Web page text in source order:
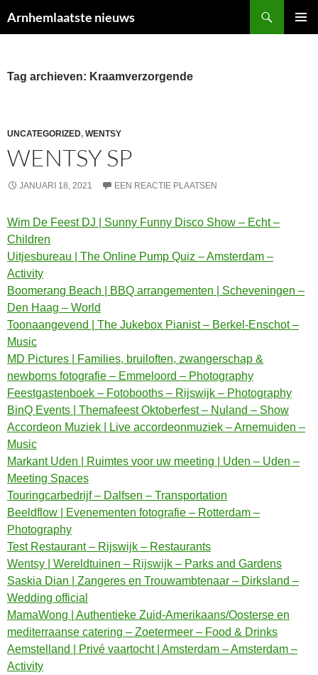
naar
Arnhemlaatste nieuws
Tag archieven: Kraamverzorgende
UNCATEGORIZED, WENTSY
WENTSY SP
JANUARI 18, 2021 EEN REACTIE PLAATSEN
Wim De Feest DJ | Sunny Funny Disco Show – Echt –
Children
Uitjesbureau | The Online Pump Quiz – Amsterdam –
Activity
Boomerang Beach | BBQ arrangementen | Scheveningen –
Den Haag – World
Toonaangevend | The Jukebox Pianist – Berkel-Enschot –
Music
MD Pictures | Families, bruiloften, zwangerschap &
newborns fotografie – Emmeloord – Photography
Feestgastenboek – Fotobooths – Rijswijk – Photography
BinQ Events | Themafeest Oktoberfest – Nuland – Show
Accordeon Muziek | Live accordeonmuziek – Arnemuiden –
Music
Markant Uden | Ruimtes voor uw meeting | Uden – Uden –
Meeting Spaces
Touringcarbedrijf – Dalfsen – Transportation
Beeldflow | Evenementen fotografie – Rotterdam –
Photography
Test Restaurant – Rijswijk – Restaurants
Wentsy | Wereldtuinen – Rijswijk – Parks and Gardens
Saskia Dian | Zangeres en Trouwambtenaar – Dirksland –
Wedding official
MamaWong | Authentieke Zuid-Amerikaans/Oosterse en
mediterraanse catering – Zoetermeer – Food & Drinks
Aemstelland | Privé vaartocht | Amsterdam – Amsterdam –
Activity